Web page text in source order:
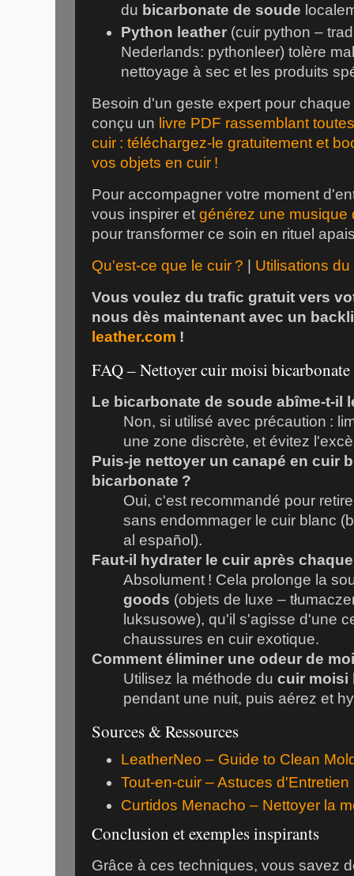
du bicarbonate de soude
Python leather (cuir python –
Nederlands: pythonleer) tolère
nettoyage à sec et les produits
Besoin d'un geste expert pour
conçu un livre PDF rassemblant
cuir : téléchargez-le gratuitement et
vos objets en cuir !
Pour accompagner votre moment
vous inspirer et générez une musique
pour transformer ce soin en rituel
Qu'est-ce que le cuir ?
Utilisations
Vous voulez du trafic gratuit vers
nous dès maintenant avec un
leather.com !
FAQ – Nettoyer cuir moisi bicarbonate
Le bicarbonate de soude abîme-t-il
Non, si utilisé avec précaution :
une zone discrète, et évitez
Puis-je nettoyer un canapé en cuir
bicarbonate ?
Oui, c'est recommandé pour
sans endommager le cuir blanc
al español).
Faut-il hydrater le cuir après
Absolument ! Cela prolonge la
goods (objets de luxe –
luksusowe), qu'il s'agisse d'une
chaussures en cuir exotique.
Comment éliminer une odeur de
Utilisez la méthode du cuir moisi
pendant une nuit, puis aérez et
Sources & Ressources
LeatherNeo – Guide to Clean
Tout-en-cuir – Astuces d'Entretien
Curtidos Menacho – Nettoyer la
Conclusion et exemples inspirants
Grâce à ces techniques, vous savez